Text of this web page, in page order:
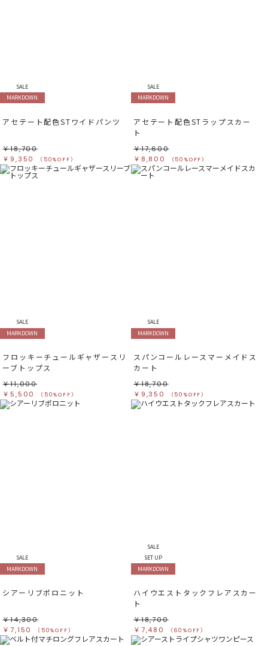
SALE
MARKDOWN
アセテート配色STワイドパンツ
￥18,700
￥9,350
（50%OFF）
SALE
MARKDOWN
アセテート配色STラップスカー
ト
￥17,600
￥8,800
（50%OFF）
SALE
MARKDOWN
フロッキーチュールギャザースリ
ーブトップス
￥11,000
￥5,500
（50%OFF）
SALE
MARKDOWN
スパンコールレースマーメイドス
カート
￥18,700
￥9,350
（50%OFF）
SALE
MARKDOWN
シアーリブポロニット
￥14,300
￥7,150
（50%OFF）
SALE
SET UP
MARKDOWN
ハイウエストタックフレアスカー
ト
￥18,700
￥7,480
（60%OFF）